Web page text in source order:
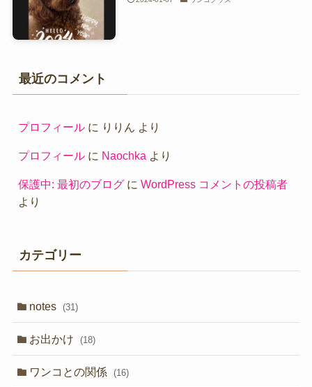
最近のコメント
プロフィールに りりん より
プロフィールに Naochka より
保護中: 最初のブログに WordPress コメントの投稿者
より
カテゴリー
notes (31)
お出かけ (18)
ワンコとの関係 (16)